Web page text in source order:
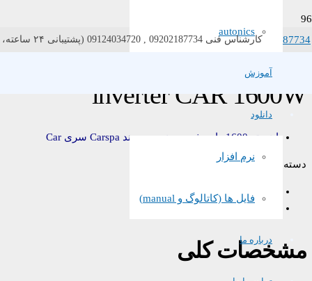
021-87734 کارشناس فنی 09202187734 , 09124034720 (پشتیبانی ۲۴ ساعته، ۷ روز هفته)
autonics
آموزش
دانلود
نرم افزار
فایل ها (کاتالوگ و manual)
درباره ما
خانه/ شبه سینوسی/
CAR/ inverter CAR 1600W
inverter CAR 1600W
اینورتر 1600 وات شبه سینوسی برند Carspa سری Car
دسته: ,شبه سینوسی
مشخصات کلی
مشخصات کلی